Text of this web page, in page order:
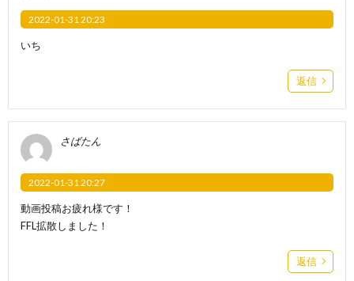
2022-01-31 20:23
いち
返信
さばたん
2022-01-31 20:27
動画投稿お疲れ様です！
FFL拡散しました！
返信